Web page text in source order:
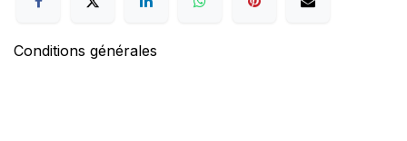
Conditions générales